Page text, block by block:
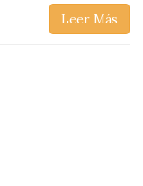
Leer Más